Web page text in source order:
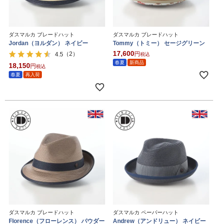
ダスマルカ ブレードハット
Jordan（ヨルダン） ネイビー
4.5 （2）
18,150
税込
春夏
再入荷
ダスマルカ ブレードハット
Tommy（トミー） セージグリーン
17,600
税込
春夏
新商品
ダスマルカ ブレードハット
Florence（フローレンス） パウダー
ダスマルカ ペーパーハット
Andrew（アンドリュー） ネイビー